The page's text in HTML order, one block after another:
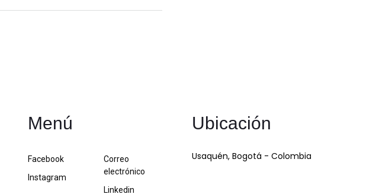
Menú
Facebook
Instagram
Correo
electrónico
Linkedin
Ubicación
Usaquén, Bogotá - Colombia